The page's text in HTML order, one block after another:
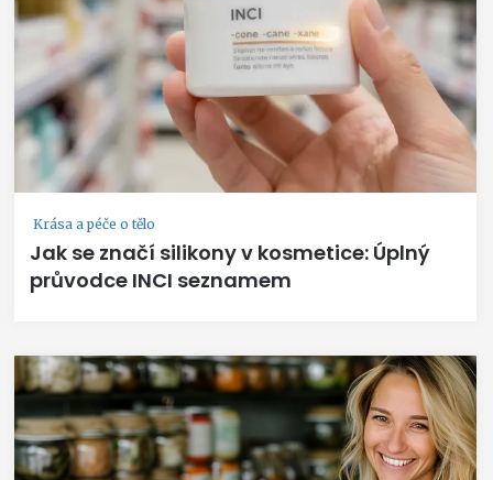
Krása a péče o tělo
Jak se značí silikony v kosmetice: Úplný
průvodce INCI seznamem